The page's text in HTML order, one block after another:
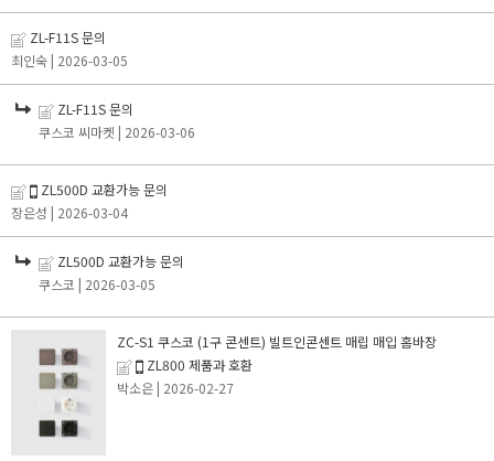
ZL-F11S 문의
최인숙 | 2026-03-05
ZL-F11S 문의
쿠스코 씨마켓 | 2026-03-06
ZL500D 교환가능 문의
장은성 | 2026-03-04
ZL500D 교환가능 문의
쿠스코 | 2026-03-05
ZC-S1 쿠스코 (1구 콘센트) 빌트인콘센트 매립 매입 홈바장
ZL800 제품과 호환
박소은 | 2026-02-27